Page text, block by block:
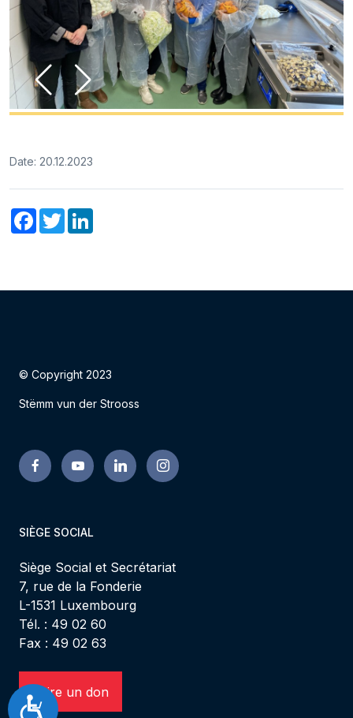
Accessibilité
Date: 20.12.2023
Facebook
Twitter
© Copyright 2023
Stëmm vun der Strooss
SIÈGE SOCIAL
Siège Social et Secrétariat
7, rue de la Fonderie
L-1531 Luxembourg
Tél. : 49 02 60
Fax : 49 02 63
Faire un don